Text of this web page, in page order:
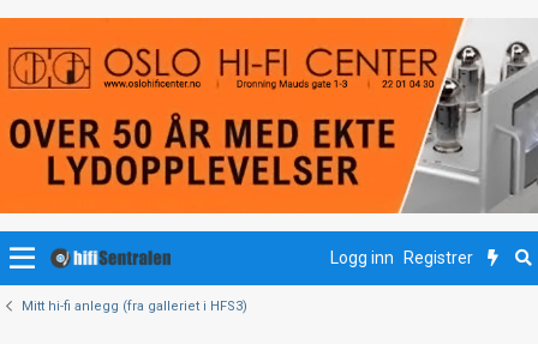
Logg inn Registrer
Mitt hi-fi anlegg (fra galleriet i HFS3)